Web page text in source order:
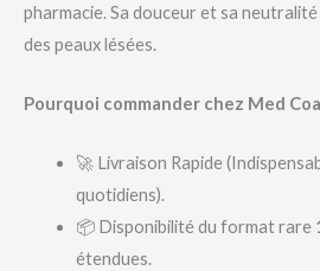
pharmacie. Sa douceur et sa
des peaux lésées.
Pourquoi commander chez Med
🚀 Livraison Rapide
quotidiens).
📦 Disponibilité du format rare
étendues.